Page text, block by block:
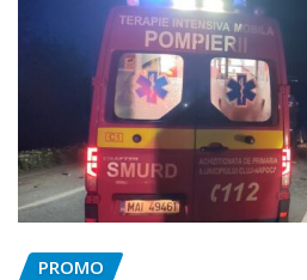
PROMO